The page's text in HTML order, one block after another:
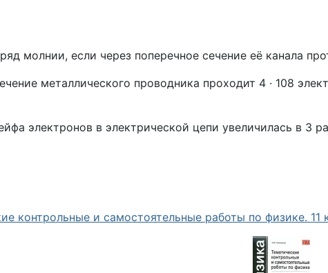
молнии, если через поперечное сечение её канала
металлического проводника проходит 4 · 108
электронов в электрической цепи увеличилась в 3
контрольные и самостоятельные работы по физике. 11